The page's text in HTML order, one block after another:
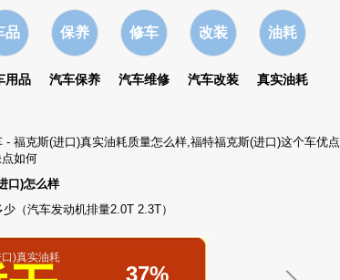
品
用品
保养
汽车保养
修车
汽车维修
改装
汽车改装
油耗
真实油耗
- 福克斯(进口)真实油耗质量怎么样,福特福克斯(进口)这个车优点
如何
口)怎么样
（汽车发动机排量2.0T 2.3T）
)真实油耗
37%